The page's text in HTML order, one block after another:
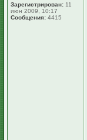
Зарегистрирован: 11
июн 2009, 10:17
Сообщения: 4415